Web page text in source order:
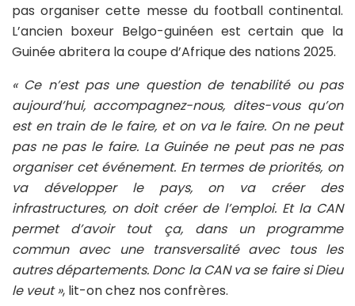
pas organiser cette messe du football continental.
L’ancien boxeur Belgo-guinéen est certain que la
Guinée abritera la coupe d’Afrique des nations 2025.
« Ce n’est pas une question de tenabilité ou pas
aujourd’hui, accompagnez-nous, dites-vous qu’on
est en train de le faire, et on va le faire. On ne peut
pas ne pas le faire. La Guinée ne peut pas ne pas
organiser cet événement. En termes de priorités, on
va développer le pays, on va créer des
infrastructures, on doit créer de l’emploi. Et la CAN
permet d’avoir tout ça, dans un programme
commun avec une transversalité avec tous les
autres départements. Donc la CAN va se faire si Dieu
le veut », lit-on chez nos confrères.